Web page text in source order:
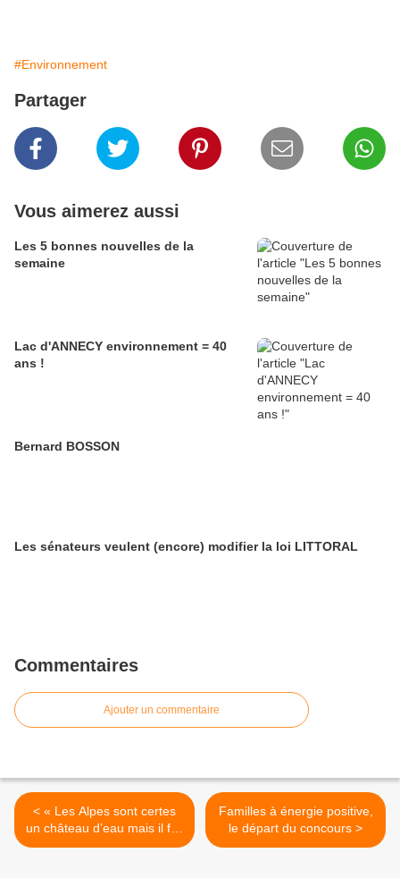
#Environnement
Partager
Vous aimerez aussi
Les 5 bonnes nouvelles de la
semaine
Lac d'ANNECY environnement = 40
ans !
Bernard BOSSON
Les sénateurs veulent (encore) modifier la loi LITTORAL
Commentaires
Ajouter un commentaire
< « Les Alpes sont certes
un château d’eau mais il fuit
! »
Familles à énergie positive,
le départ du concours >